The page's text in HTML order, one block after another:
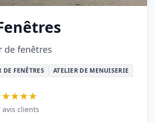
de fenêtres
FENÊTRES ATELIER DE MENUISERIE
avis clients